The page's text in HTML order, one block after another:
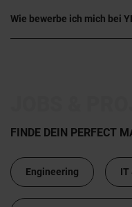
Wie bewerbe ich mich bei
FINDE DEIN PERFECT
Engineering IT